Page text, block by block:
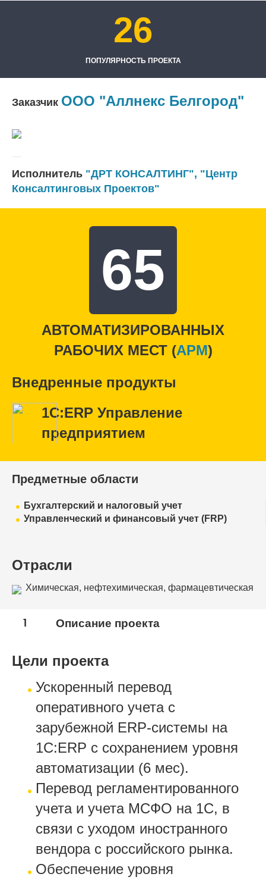
26
ПОПУЛЯРНОСТЬ ПРОЕКТА
Заказчик ООО "Аллнекс Белгород"
Исполнитель "ДРТ КОНСАЛТИНГ", "Центр
Консалтинговых Проектов"
65
АВТОМАТИЗИРОВАННЫХ
РАБОЧИХ МЕСТ (APM)
Внедренные продукты
1С:ERP Управление
предприятием
Предметные области
Бухгалтерский и налоговый учет
Управленческий и финансовый учет (FRP)
Отрасли
Химическая, нефтехимическая, фармацевтическая
1 Описание проекта
Цели проекта
Ускоренный перевод
оперативного учета с
зарубежной ERP-системы на
1С:ERP с сохранением уровня
автоматизации (6 мес).
Перевод регламентированного
учета и учета МСФО на 1С, в
связи с уходом иностранного
вендора с российского рынка.
Обеспечение уровня